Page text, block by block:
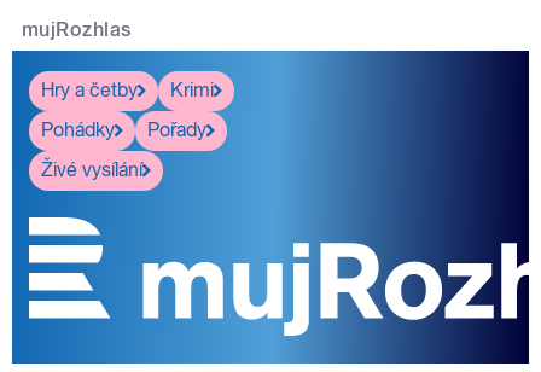
mujRozhlas
Hry a četby
Krimi
Pohádky
Pořady
Živé vysílání